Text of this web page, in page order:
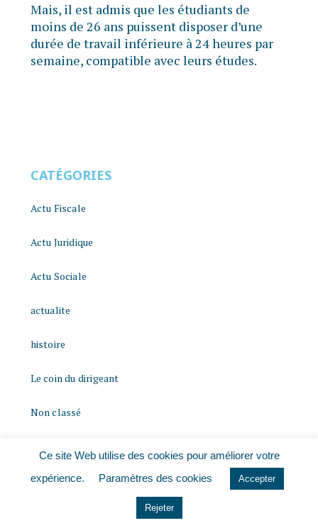
Mais, il est admis que les étudiants de
moins de 26 ans puissent disposer d’une
durée de travail inférieure à 24 heures par
semaine, compatible avec leurs études.
CATÉGORIES
Actu Fiscale
Actu Juridique
Actu Sociale
actualite
histoire
Le coin du dirigeant
Non classé
Ce site Web utilise des cookies pour améliorer votre
expérience.
Paramètres des cookies Accepter
Rejeter